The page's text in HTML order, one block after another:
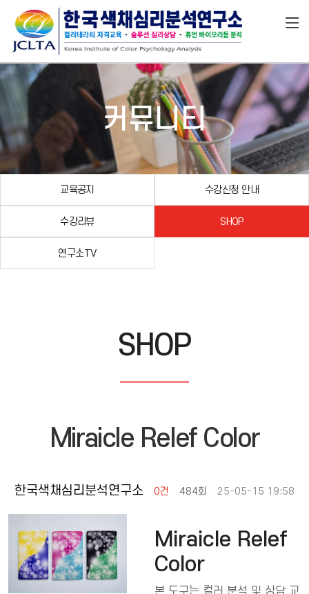
커뮤니티
교육공지 수강신청 안내
수강리뷰 SHOP
연구소TV
SHOP
Miraicle Relef Color
한국색채심리분석연구소 0건 484회 25-05-15 19:58
Miraicle Relef
Color
본 도구는 컬러 분석 및 상담 교